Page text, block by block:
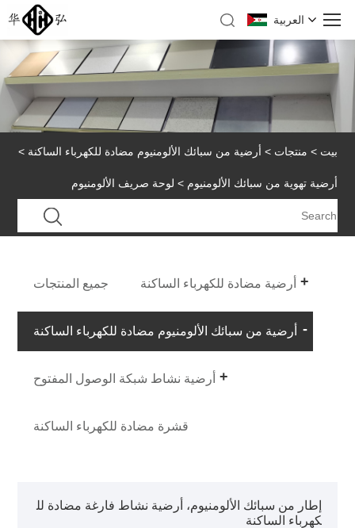
العربية
بيت > منتجات > أرضية من سبائك الألومنيوم مضادة للكهرباء الساكنة >
أرضية تهوية من سبائك الألومنيوم > لوحة صريف الألومنيوم
جميع المنتجات أرضية مضادة للكهرباء الساكنة
أرضية من سبائك الألومنيوم مضادة للكهرباء الساكنة
أرضية نشاط شبكة الوصول المفتوح
قشرة مضادة للكهرباء الساكنة
إطار من سبائك الألومنيوم، أرضية نشاط فارغة مضادة لل
كهرباء الساكنة